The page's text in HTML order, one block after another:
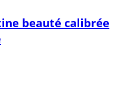
beauté calibrée